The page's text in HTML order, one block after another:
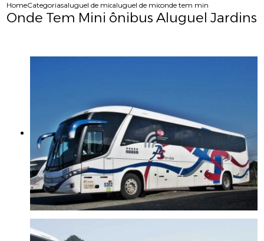
HomeCategoriasaluguel de micro onibusaluguel de microonibus com motorista
onde tem mini onibus aluguel
Onde Tem Mini ônibus Aluguel Jardins